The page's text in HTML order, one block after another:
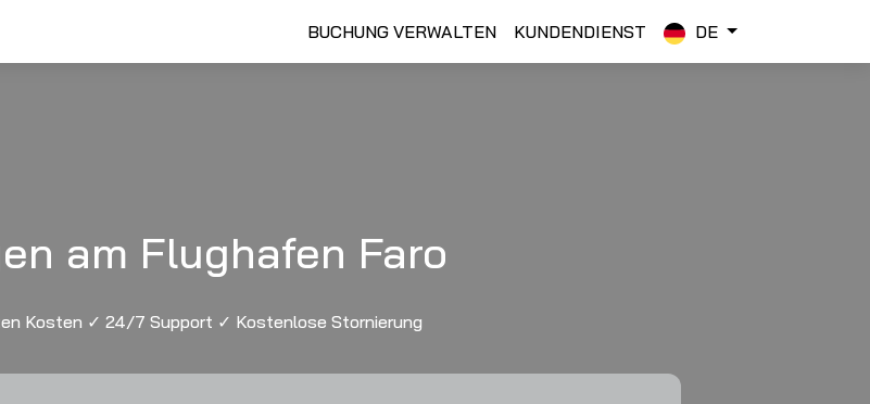
BUCHUNG VERWALTEN KUNDENDIENST DE
am Flughafen Faro
Kosten ✓ 24/7 Support ✓ Kostenlose Stornierung